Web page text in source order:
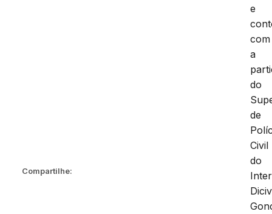
Compartilhe:
e
com
a
do
de
Civil
do